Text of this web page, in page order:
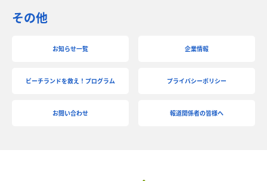
その他
お知らせ一覧 企業情報
ビーチランドを救え！プログラム プライバシーポリシー
お問い合わせ 報道関係者の皆様へ